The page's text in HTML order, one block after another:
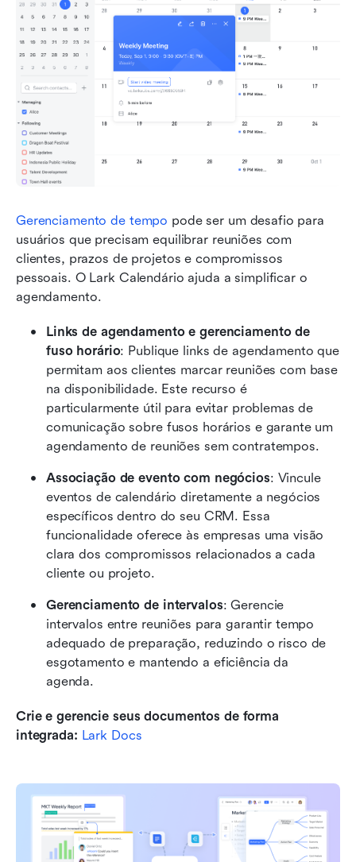
Gerenciamento de tempo pode ser um desafio para
usuários que precisam equilibrar reuniões com
clientes, prazos de projetos e compromissos
pessoais. O Lark Calendário ajuda a simplificar o
agendamento.
Links de agendamento e gerenciamento de
fuso horário: Publique links de agendamento que
permitam aos clientes marcar reuniões com base
na disponibilidade. Este recurso é
particularmente útil para evitar problemas de
comunicação sobre fusos horários e garante um
agendamento de reuniões sem contratempos.
Associação de evento com negócios: Vincule
eventos de calendário diretamente a negócios
específicos dentro do seu CRM. Essa
funcionalidade oferece às empresas uma visão
clara dos compromissos relacionados a cada
cliente ou projeto.
Gerenciamento de intervalos: Gerencie
intervalos entre reuniões para garantir tempo
adequado de preparação, reduzindo o risco de
esgotamento e mantendo a eficiência da
agenda.
Crie e gerencie seus documentos de forma
integrada: Lark Docs